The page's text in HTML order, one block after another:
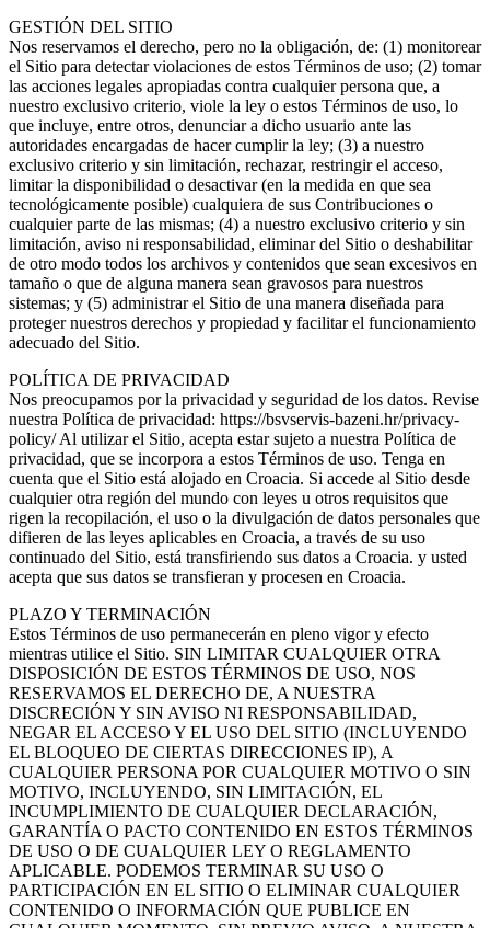
GESTIÓN DEL SITIO
Nos reservamos el derecho, pero no la obligación, de: (1) monitorear
el Sitio para detectar violaciones de estos Términos de uso; (2) tomar
las acciones legales apropiadas contra cualquier persona que, a
nuestro exclusivo criterio, viole la ley o estos Términos de uso, lo
que incluye, entre otros, denunciar a dicho usuario ante las
autoridades encargadas de hacer cumplir la ley; (3) a nuestro
exclusivo criterio y sin limitación, rechazar, restringir el acceso,
limitar la disponibilidad o desactivar (en la medida en que sea
tecnológicamente posible) cualquiera de sus Contribuciones o
cualquier parte de las mismas; (4) a nuestro exclusivo criterio y sin
limitación, aviso ni responsabilidad, eliminar del Sitio o deshabilitar
de otro modo todos los archivos y contenidos que sean excesivos en
tamaño o que de alguna manera sean gravosos para nuestros
sistemas; y (5) administrar el Sitio de una manera diseñada para
proteger nuestros derechos y propiedad y facilitar el funcionamiento
adecuado del Sitio.
POLÍTICA DE PRIVACIDAD
Nos preocupamos por la privacidad y seguridad de los datos. Revise
nuestra Política de privacidad: https://bsvservis-bazeni.hr/privacy-
policy/ Al utilizar el Sitio, acepta estar sujeto a nuestra Política de
privacidad, que se incorpora a estos Términos de uso. Tenga en
cuenta que el Sitio está alojado en Croacia. Si accede al Sitio desde
cualquier otra región del mundo con leyes u otros requisitos que
rigen la recopilación, el uso o la divulgación de datos personales que
difieren de las leyes aplicables en Croacia, a través de su uso
continuado del Sitio, está transfiriendo sus datos a Croacia. y usted
acepta que sus datos se transfieran y procesen en Croacia.
PLAZO Y TERMINACIÓN
Estos Términos de uso permanecerán en pleno vigor y efecto
mientras utilice el Sitio. SIN LIMITAR CUALQUIER OTRA
DISPOSICIÓN DE ESTOS TÉRMINOS DE USO, NOS
RESERVAMOS EL DERECHO DE, A NUESTRA
DISCRECIÓN Y SIN AVISO NI RESPONSABILIDAD,
NEGAR EL ACCESO Y EL USO DEL SITIO (INCLUYENDO
EL BLOQUEO DE CIERTAS DIRECCIONES IP), A
CUALQUIER PERSONA POR CUALQUIER MOTIVO O SIN
MOTIVO, INCLUYENDO, SIN LIMITACIÓN, EL
INCUMPLIMIENTO DE CUALQUIER DECLARACIÓN,
GARANTÍA O PACTO CONTENIDO EN ESTOS TÉRMINOS
DE USO O DE CUALQUIER LEY O REGLAMENTO
APLICABLE. PODEMOS TERMINAR SU USO O
PARTICIPACIÓN EN EL SITIO O ELIMINAR CUALQUIER
CONTENIDO O INFORMACIÓN QUE PUBLICE EN